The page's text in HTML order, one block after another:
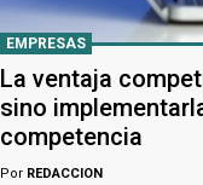
EMPRESAS
La ventaja
sino
competencia
Por REDACCION